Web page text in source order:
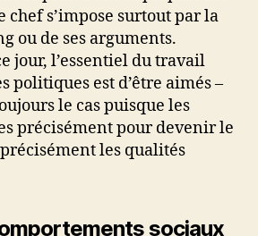
chef s’impose surtout par la
ou de ses arguments.
jour, l’essentiel du travail
politiques est d’être aimés –
le cas puisque les
précisément pour devenir le
les qualités
sociaux